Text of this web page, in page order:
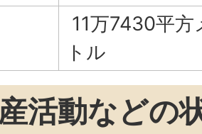
11万7430平方
トル
活動などの